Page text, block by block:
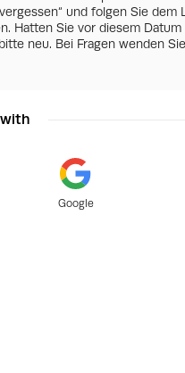
und folgen Sie dem
Hatten Sie vor diesem Datum
neu. Bei Fragen wenden Sie
Google